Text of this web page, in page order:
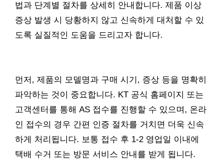
법과 단계별 절차를 상세히 안내합니다. 제품 이상
증상 발생 시 당황하지 않고 신속하게 대처할 수 있
도록 실질적인 도움을 드리고자 합니다.
먼저, 제품의 모델명과 구매 시기, 증상 등을 명확히
파악하는 것이 중요합니다. KT 공식 홈페이지 또는
고객센터를 통해 AS 접수를 진행할 수 있으며, 온라
인 접수의 경우 간편 인증 절차를 거치면 더욱 신속
하게 처리됩니다. 보통 접수 후 1-2 영업일 이내에
택배 수거 또는 방문 서비스 안내를 받게 됩니다.